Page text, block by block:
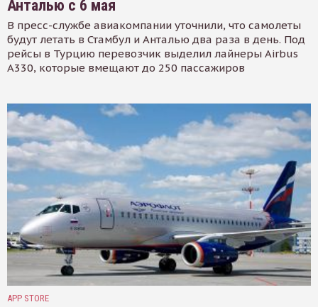
Анталью с 6 мая
В пресс-службе авиакомпании уточнили, что самолеты
будут летать в Стамбул и Анталью два раза в день. Под
рейсы в Турцию перевозчик выделил лайнеры Airbus
A330, которые вмещают до 250 пассажиров
APP STORE